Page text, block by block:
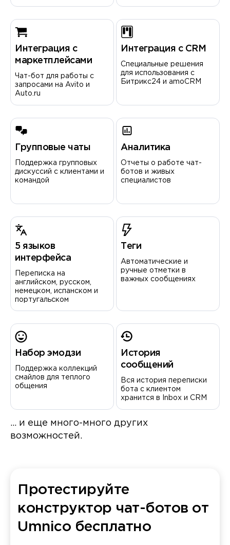
Интеграция с
маркетплейсами
Чат-бот для работы с
запросами на Avito и
Auto.ru
Интеграция с CRM
Специальные решения
для использования с
Битрикс24 и amoCRM
Групповые чаты
Поддержка групповых
дискуссий с клиентами и
командой
Аналитика
Отчеты о работе чат-
ботов и живых
специалистов
5 языков
интерфейса
Переписка на
английском, русском,
немецком, испанском и
португальском
Теги
Автоматические и
ручные отметки в
важных сообщениях
Набор эмодзи
Поддержка коллекций
смайлов для теплого
общения
История
сообщений
Вся история переписки
бота с клиентом
хранится в Inbox и CRM
… и еще много-много других
возможностей.
Протестируйте
конструктор чат-ботов от
Umnico бесплатно